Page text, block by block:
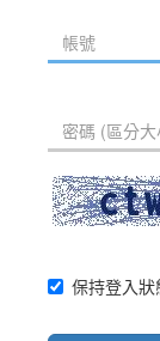
保持登入狀